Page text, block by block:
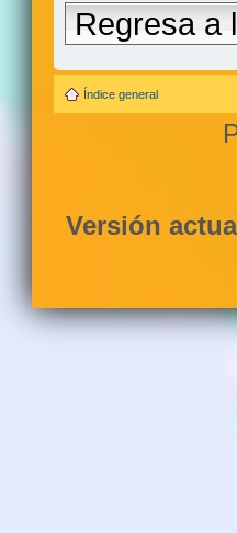
Regresa a
Índice general
Versión